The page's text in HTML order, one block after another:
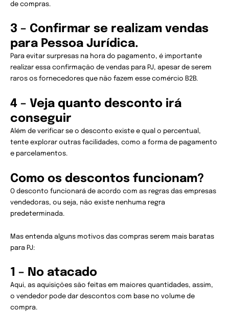
de compras.
3 – Confirmar se realizam vendas
para Pessoa Jurídica.
Para evitar surpresas na hora do pagamento, é importante
realizar essa confirmação de vendas para PJ, apesar de serem
raros os fornecedores que não fazem esse comércio B2B.
4 – Veja quanto desconto irá
conseguir
Além de verificar se o desconto existe e qual o percentual,
tente explorar outras facilidades, como a forma de pagamento
e parcelamentos.
Como os descontos funcionam?
O desconto funcionará de acordo com as regras das empresas
vendedoras, ou seja, não existe nenhuma regra
predeterminada.
Mas entenda alguns motivos das compras serem mais baratas
para PJ:
1 – No atacado
Aqui, as aquisições são feitas em maiores quantidades, assim,
o vendedor pode dar descontos com base no volume de
compra.